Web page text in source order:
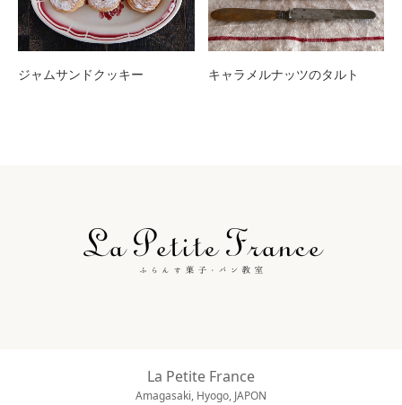
ジャムサンドクッキー キャラメルナッツのタルト
La Petite France
Amagasaki, Hyogo, JAPON